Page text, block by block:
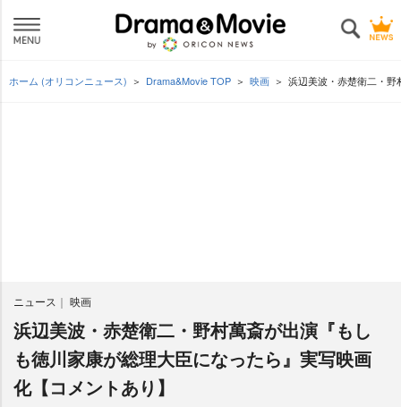
ホーム (オリコンニュース) Drama&Movie TOP 映画 浜辺美波・赤楚衛二・
ニュース 映画
浜辺美波・赤楚衛二・野村萬斎が出演『もし
も徳川家康が総理大臣になったら』実写映画
化【コメントあり】